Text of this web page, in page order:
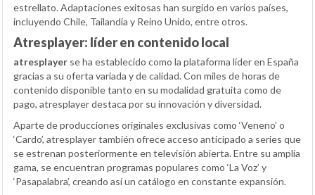
estrellato. Adaptaciones exitosas han surgido en varios países,
incluyendo Chile, Tailandia y Reino Unido, entre otros.
Atresplayer: líder en contenido local
atresplayer se ha establecido como la plataforma líder en España
gracias a su oferta variada y de calidad. Con miles de horas de
contenido disponible tanto en su modalidad gratuita como de
pago, atresplayer destaca por su innovación y diversidad.
Aparte de producciones originales exclusivas como ‘Veneno’ o
‘Cardo’, atresplayer también ofrece acceso anticipado a series que
se estrenan posteriormente en televisión abierta. Entre su amplia
gama, se encuentran programas populares como ‘La Voz’ y
‘Pasapalabra’, creando así un catálogo en constante expansión.